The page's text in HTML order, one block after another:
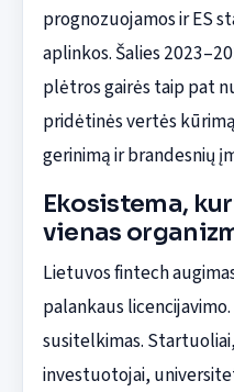
prognozuojamos ir ES
aplinkos. Šalies
plėtros gairės taip pat
pridėtinės vertės
gerinimą ir brandesnių
Ekosistema,
vienas
Lietuvos fintech
palankaus
susitelkimas.
investuotojai,